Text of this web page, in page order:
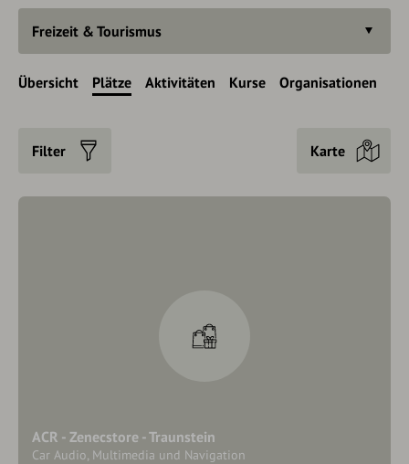
Freizeit & Tourismus
Übersicht Plätze Aktivitäten Kurse Organisationen
Filter Karte
ACR - Zenecstore - Traunstein
Car Audio, Multimedia und Navigation